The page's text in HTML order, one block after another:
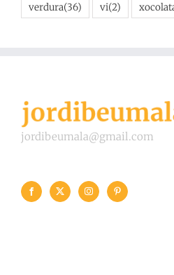
verdura(36) vi(2)
jordibeumala@gmail.com